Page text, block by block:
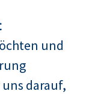
und
darauf,